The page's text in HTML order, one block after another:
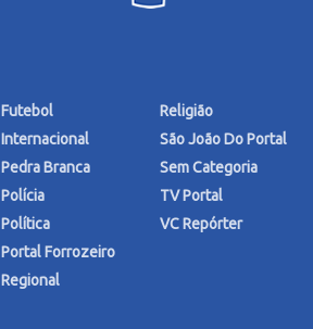
Futebol
Internacional
Pedra Branca
Polícia
Política
Portal Forrozeiro
Regional
Religião
São João Do Portal
Sem Categoria
TV Portal
VC Repórter